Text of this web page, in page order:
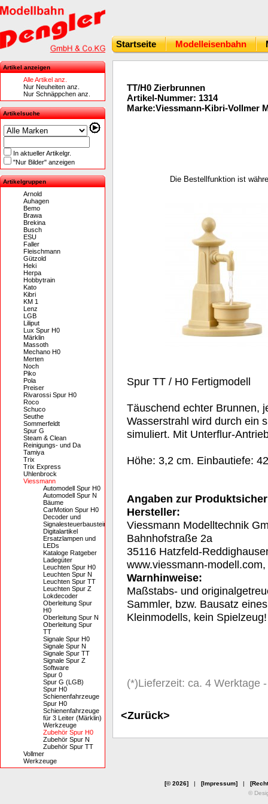
Startseite Modelleisenbahn
Artikel anzeigen
Alle Artikel anz.
Nur Neuheiten anz.
Nur Schnäppchen anz.
Artikelsuche
In aktueller Artikelgr.
"Nur Bilder" anzeigen
Artikelgruppen
Arnold
Auhagen
Bemo
Brawa
Brekina
Busch
ESU
Faller
Fleischmann
Gützold
Heki
Herpa
Hobbytrain
Kato
Kibri
KM 1
Lenz
LGB
Liliput
Lux Spur H0
Märklin
Massoth
Mechano H0
Merten
Noch
Piko
Pola
Preiser
Rivarossi Spur H0
Roco
Schuco
Seuthe
Sommerfeldt
Spur G
Steam & Clean
Reinigungs- und Da
Tamiya
Trix
Trix Express
Uhlenbrock
Viessmann
Automodell Spur H0
Automodell Spur N
Bäume
CarMotion Spur H0
Decoder und
Signalesteuerbausteine
Digitalartikel
Ersatzlampen und
LEDs
Kataloge Ratgeber
Ladegüter
Leuchten Spur H0
Leuchten Spur N
Leuchten Spur TT
Leuchten Spur Z
Lokdecoder
Oberleitung Spur
H0
Oberleitung Spur N
Oberleitung Spur
TT
Signale Spur H0
Signale Spur N
Signale Spur TT
Signale Spur Z
Software
Spur 0
Spur G (LGB)
Spur H0
Schienenfahrzeuge
Spur H0
Schienenfahrzeuge
für 3 Leiter (Märklin)
Werkzeuge
Zubehör Spur H0
Zubehör Spur N
Zubehör Spur TT
Vollmer
Werkzeuge
TT/H0 Zierbrunnen
Artikel-Nummer: 1314
Marke:Viessmann-Kibri-Vollmer
Die Bestellfunktion ist
Spur TT / H0 Fertigmodell
Täuschend echter Brunnen,
Wasserstrahl wird durch ein
simuliert. Mit Unterflur-
Höhe: 3,2 cm. Einbautiefe:
Angaben zur
Hersteller:
Viessmann Modelltechnik
Bahnhofstraße 2a
35116 Hatzfeld-
www.viessmann-modell.com,
Warnhinweise:
Maßstabs- und
Sammler, bzw. Bausatz
Kleinmodells, kein Spielzeug!
(*)Lieferzeit: ca. 4 Werktage
<Zurück>
[© 2026]| [Impressum]|
©